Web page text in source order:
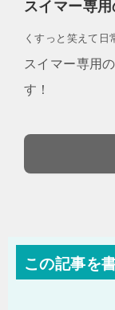
スイマー専
くすっと笑えて日
スイマー専用
す！
この記事を